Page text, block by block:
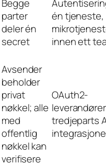
Begge
parter
deler én
secret
én tjeneste,
innen ett
Avsender
beholder
privat
nøkkel; alle
med
offentlig
nøkkel kan
verifisere
OAuth2-
tredjeparts